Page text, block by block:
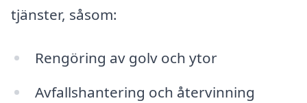
tjänster, såsom:
Rengöring av golv och ytor
Avfallshantering och återvinning